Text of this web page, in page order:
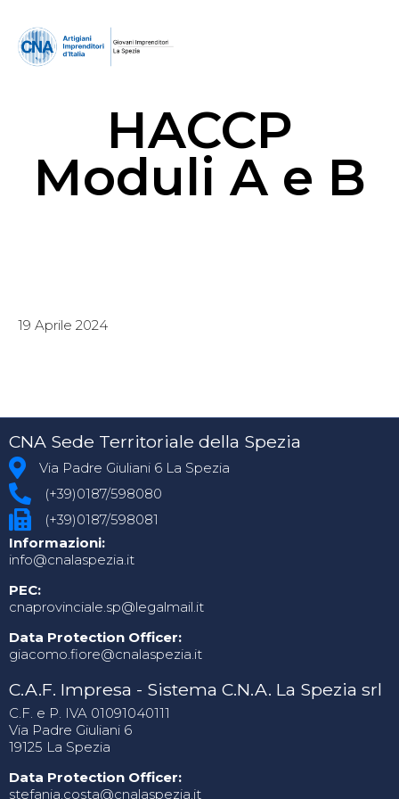
HACCP
Moduli A e B
19 Aprile 2024
CNA Sede Territoriale della Spezia
Via Padre Giuliani 6 La Spezia
(+39)0187/598080
(+39)0187/598081
Informazioni:
info@cnalaspezia.it
PEC:
cnaprovinciale.sp@legalmail.it
Data Protection Officer:
giacomo.fiore@cnalaspezia.it
C.A.F. Impresa - Sistema C.N.A. La Spezia srl
C.F. e P. IVA 01091040111
Via Padre Giuliani 6
19125 La Spezia
Data Protection Officer:
stefania.costa@cnalaspezia.it